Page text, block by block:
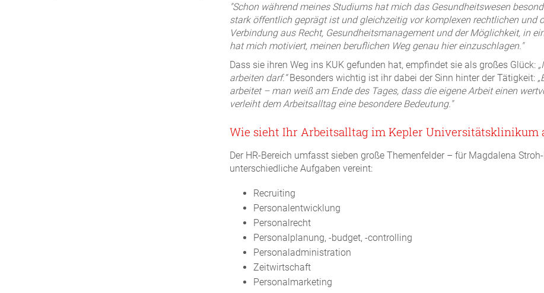
"Schon während meines Studiums hat mich das Gesundheitswesen
stark öffentlich geprägt ist und gleichzeitig vor komplexen rechtlichen und
Verbindung aus Recht, Gesundheitsmanagement und der Möglichkeit, in
hat mich motiviert, meinen beruflichen Weg genau hier einzuschlagen."
Dass sie ihren Weg ins KUK gefunden hat, empfindet sie als großes Glück:
arbeiten darf.“ Besonders wichtig ist ihr dabei der Sinn hinter der Tätigkeit:
arbeitet – man weiß am Ende des Tages, dass die eigene Arbeit einen
verleiht dem Arbeitsalltag eine besondere Bedeutung."
Wie sieht Ihr Arbeitsalltag im Kepler Universitätsklinikum
Der HR‑Bereich umfasst sieben große Themenfelder – für Magdalena
unterschiedliche Aufgaben vereint:
Recruiting
Personalentwicklung
Personalrecht
Personalplanung, -budget, -controlling
Personaladministration
Zeitwirtschaft
Personalmarketing